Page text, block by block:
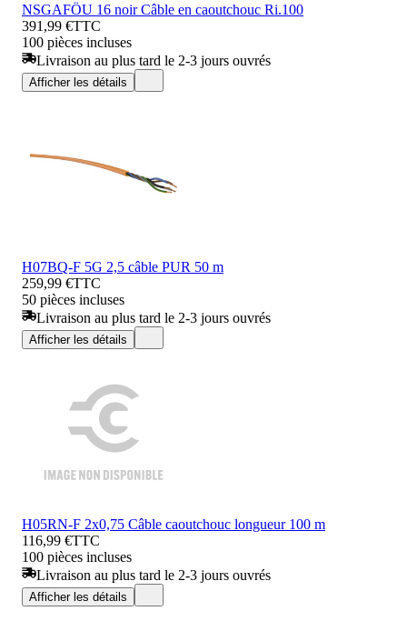
NSGAFÖU 16 noir Câble en caoutchouc Ri.100
391,99 €TTC
100 pièces incluses
Livraison au plus tard le 2-3 jours ouvrés
Afficher les détails
H07BQ-F 5G 2,5 câble PUR 50 m
259,99 €TTC
50 pièces incluses
Livraison au plus tard le 2-3 jours ouvrés
Afficher les détails
H05RN-F 2x0,75 Câble caoutchouc longueur 100 m
116,99 €TTC
100 pièces incluses
Livraison au plus tard le 2-3 jours ouvrés
Afficher les détails